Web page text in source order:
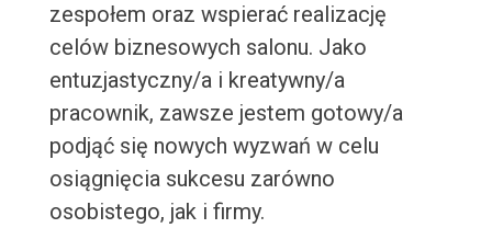
zespołem oraz wspierać realizację
celów biznesowych salonu. Jako
entuzjastyczny/a i kreatywny/a
pracownik, zawsze jestem gotowy/a
podjąć się nowych wyzwań w celu
osiągnięcia sukcesu zarówno
osobistego, jak i firmy.